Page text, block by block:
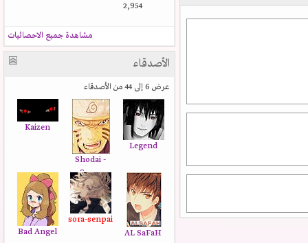
2,954
مشاهدة جميع الاحصائيات
الأصدقاء
عرض 6 إلى 44 من الأصدقاء
Legend
Shodai -
Sama
Kaizen
AL SaFaH
sora-senpai
Bad Angel